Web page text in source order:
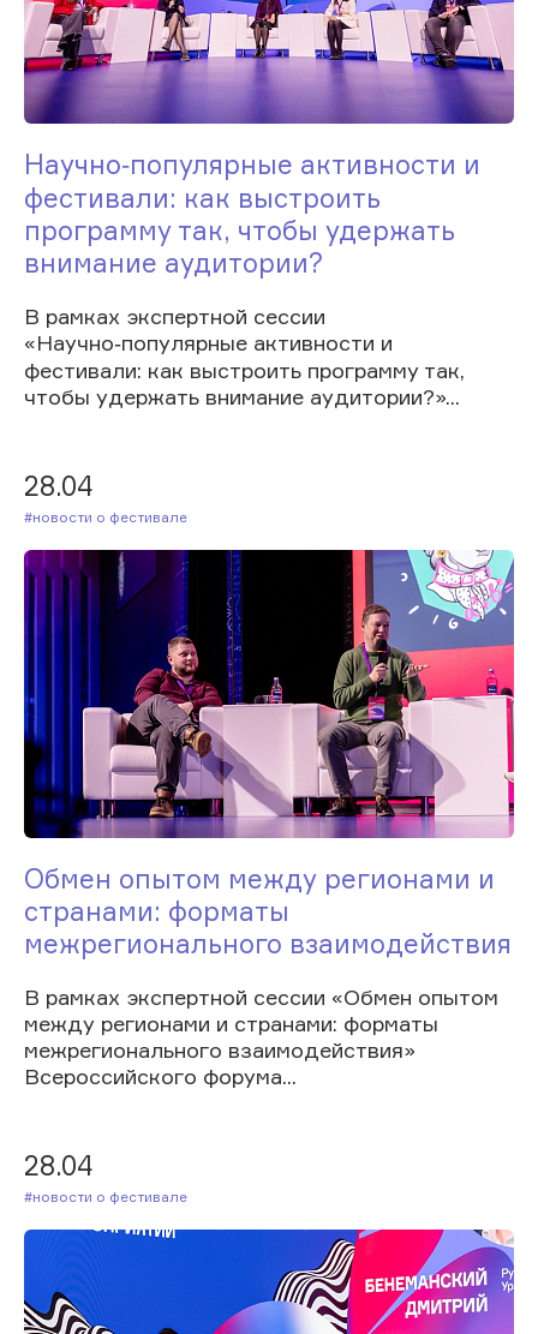
Научно‑популярные активности и
фестивали: как выстроить
программу так, чтобы удержать
внимание аудитории?
В рамках экспертной сессии
«Научно‑популярные активности и
фестивали: как выстроить программу так,
чтобы удержать внимание аудитории?»...
28.04
#Новости о фестивале
Обмен опытом между регионами и
странами: форматы
межрегионального взаимодействия
В рамках экспертной сессии «Обмен опытом
между регионами и странами: форматы
межрегионального взаимодействия»
Всероссийского форума...
28.04
#Новости о фестивале